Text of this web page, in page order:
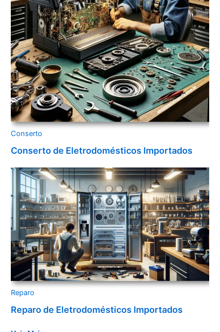
Conserto
Conserto de Eletrodomésticos Importados
Reparo
Reparo de Eletrodomésticos Importados